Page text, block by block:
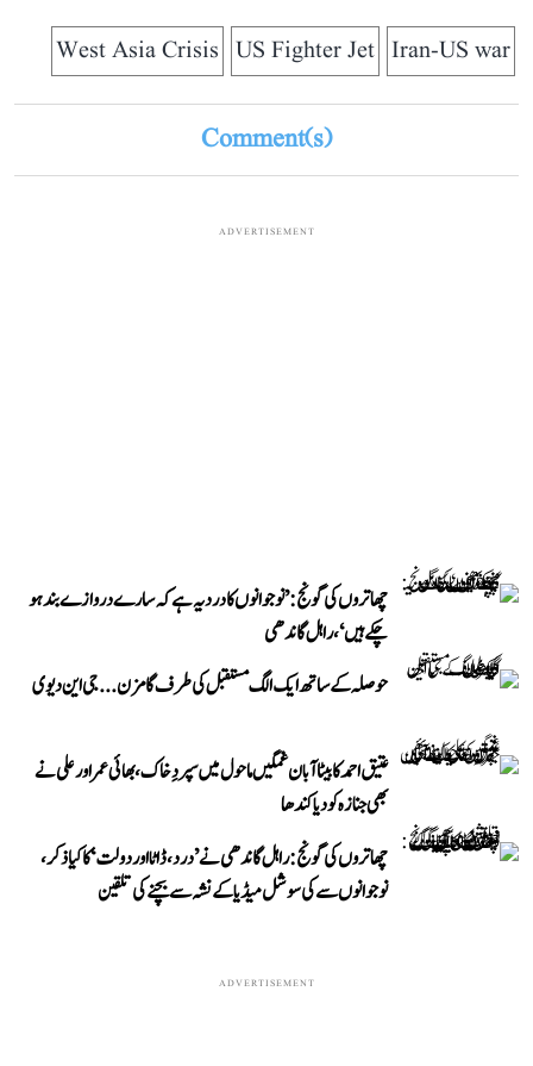
Iran-US war
US Fighter Jet
West Asia Crisis
Comment(s)
ADVERTISEMENT
چھاتروں کی گونج: ’نوجوانوں کا درد یہ ہے کہ سارے دروازے بند ہو
چکے ہیں‘، راہل گاندھی
حوصلہ کے ساتھ ایک الگ مستقبل کی طرف گامزن... جی این دیوی
عتیق احمد کا بیٹا آبان غمگین ماحول میں سپردِ خاک، بھائی عمر اور علی نے
بھی جنازہ کو دیا کندھا
چھاتروں کی گونج: راہل گاندھی نے ’درد، ڈاٹا اور دولت‘ کا کیا ذکر،
نوجوانوں سے کی سوشل میڈیا کے نشہ سے بچنے کی تلقین
ADVERTISEMENT